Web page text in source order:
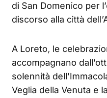
di San Domenico per
discorso alla città
A Loreto, le
accompagnano
solennità
Veglia della Venuta e